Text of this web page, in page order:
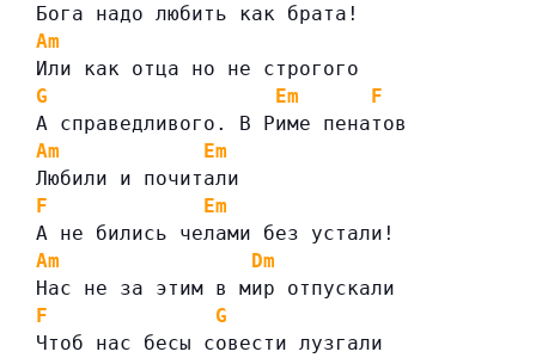
Бога надо любить как брата!
Am
Или как отца но не строгого
G
Em
F
А справедливого. В Риме пенатов
Am
Em
Любили и почитали
F
Em
А не бились челами без устали!
Am
Dm
Нас не за этим в мир отпускали
F
G
Чтоб нас бесы совести лузгали